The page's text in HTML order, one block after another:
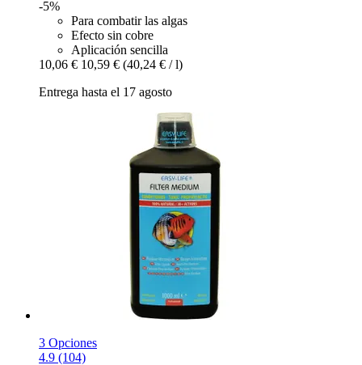
-5%
Para combatir las algas
Efecto sin cobre
Aplicación sencilla
10,06 € 10,59 € (40,24 € / l)
Entrega hasta el 17 agosto
3 Opciones
4.9 (104)